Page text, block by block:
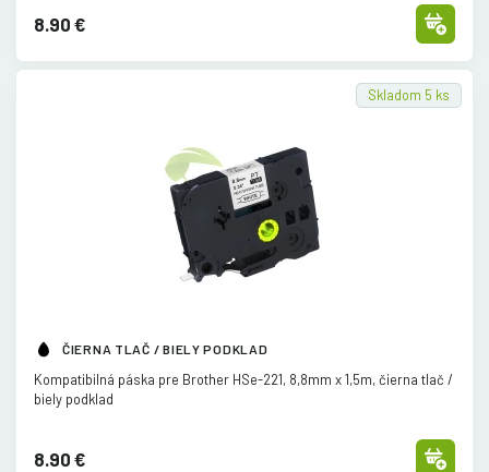
8.90 €
ČIERNA TLAČ / BIELY PODKLAD
Skladom 5 ks
Kompatibilná páska pre Brother HSe-221, 8,8mm x 1,5m, čierna tlač /
biely podklad
8.90 €